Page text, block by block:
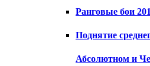
Ранговые бои
Поднятие
Абсолютном и